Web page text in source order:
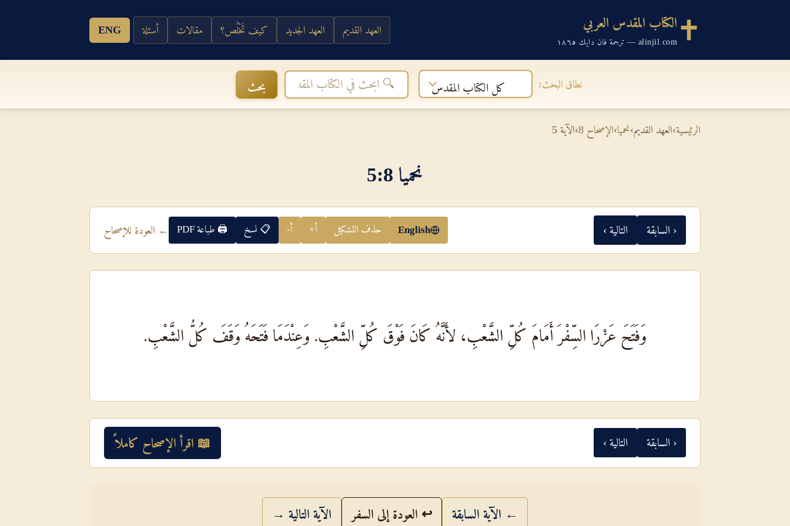
الكتاب المقدس العربي
alinjil.com — ترجمة فان دايك ١٨٦٥
العهد القديم العهد الجديد كيف تَخْلُص؟ مقالات أسئلة ENG
نطاق البحث: كل الكتاب المقدس بحث
الرئيسية›العهد القديم›نحميا›الإصحاح 8 ›الآية 5
نحميا 8‏:‏5
‹ السابقة التالية › English حذف التشكيل أ+ أ- 📋 نسخ 🖨 طباعة PDF ← العودة للإصحاح
وَفَتَحَ عَزْرَا السِّفْرَ أَمَامَ كُلِّ الشَّعْبِ، لأَنَّهُ كَانَ فَوْقَ كُلِّ الشَّعْبِ. وَعِنْدَمَا فَتَحَهُ وَقَفَ كُلُّ الشَّعْبِ.
‹ السابقة التالية › 📖 اقرأ الإصحاح كاملاً
← الآية السابقة ↩ العودة إلى السفر الآية التالية →